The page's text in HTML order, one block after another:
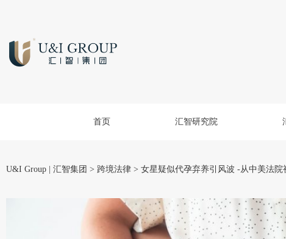
首页 汇智研究院
U&I Group | 汇智集团 > 跨境法律 > 女星疑似代孕弃养引风波 -从中美法院